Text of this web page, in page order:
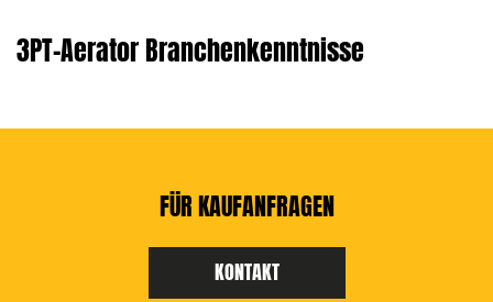
3PT-Aerator Branchenkenntnisse
FÜR KAUFANFRAGEN
KONTAKT